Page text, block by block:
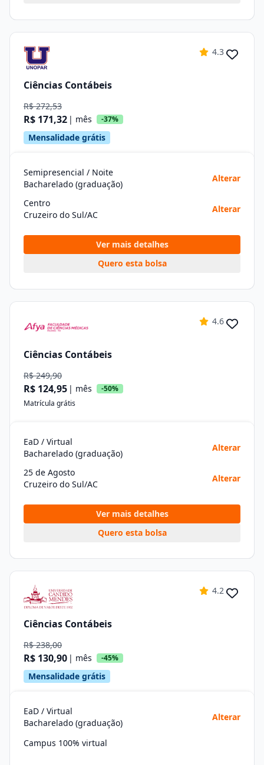
4.3
Ciências Contábeis
R$ 272,53
R$ 171,32 | mês -37%
Mensalidade grátis
Semipresencial / Noite
Bacharelado (graduação)
Alterar
Centro
Cruzeiro do Sul/AC
Alterar
Ver mais detalhes
Quero esta bolsa
4.6
Ciências Contábeis
R$ 249,90
R$ 124,95 | mês
-50%
Matrícula grátis
EaD / Virtual
Bacharelado (graduação)
Alterar
25 de Agosto
Cruzeiro do Sul/AC
Alterar
Ver mais detalhes
Quero esta bolsa
4.2
Ciências Contábeis
R$ 238,00
R$ 130,90 | mês -45%
Mensalidade grátis
EaD / Virtual
Bacharelado (graduação)
Alterar
Campus 100% virtual